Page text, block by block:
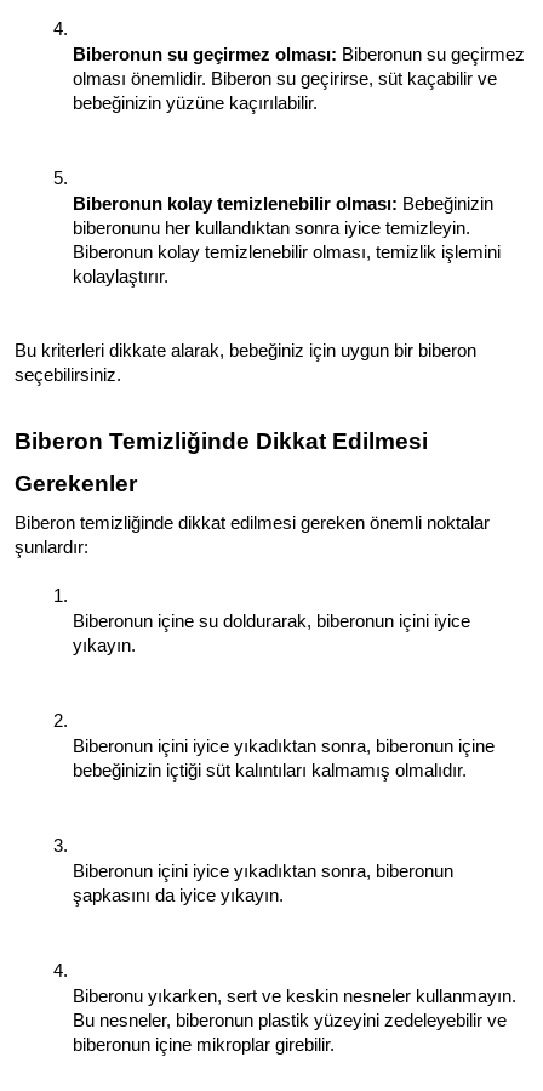
Biberonun su geçirmez olması: Biberonun su geçirmez
olması önemlidir. Biberon su geçirirse, süt kaçabilir ve
bebeğinizin yüzüne kaçırılabilir.
Biberonun kolay temizlenebilir olması: Bebeğinizin
biberonunu her kullandıktan sonra iyice temizleyin.
Biberonun kolay temizlenebilir olması, temizlik işlemini
kolaylaştırır.
Bu kriterleri dikkate alarak, bebeğiniz için uygun bir biberon
seçebilirsiniz.
Biberon Temizliğinde Dikkat Edilmesi
Gerekenler
Biberon temizliğinde dikkat edilmesi gereken önemli noktalar
şunlardır:
Biberonun içine su doldurarak, biberonun içini iyice
yıkayın.
Biberonun içini iyice yıkadıktan sonra, biberonun içine
bebeğinizin içtiği süt kalıntıları kalmamış olmalıdır.
Biberonun içini iyice yıkadıktan sonra, biberonun
şapkasını da iyice yıkayın.
Biberonu yıkarken, sert ve keskin nesneler kullanmayın.
Bu nesneler, biberonun plastik yüzeyini zedeleyebilir ve
biberonun içine mikroplar girebilir.